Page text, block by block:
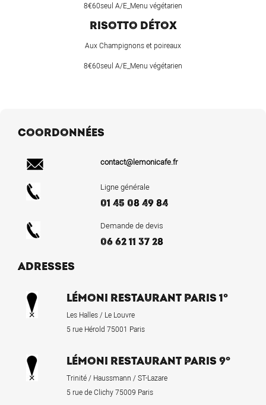
8€60seul A/E_Menu végétarien
RISOTTO DÉTOX
Aux Champignons et poireaux
8€60seul A/E_Menu végétarien
COORDONNÉES
contact@lemonicafe.fr
Ligne générale
01 45 08 49 84
Demande de devis
06 62 11 37 28
ADRESSES
LÉMONI RESTAURANT PARIS 1°
Les Halles / Le Louvre
5 rue Hérold 75001 Paris
LÉMONI RESTAURANT PARIS 9°
Trinité / Haussmann / ST-Lazare
5 rue de Clichy 75009 Paris